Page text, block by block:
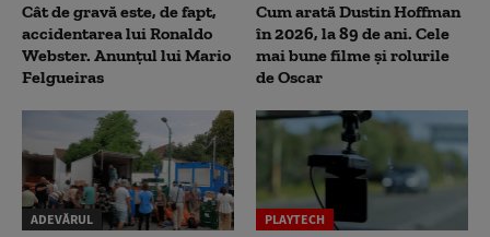
Cât de gravă este, de fapt,
accidentarea lui Ronaldo
Webster. Anunțul lui Mario
Felgueiras
Cum arată Dustin Hoffman
în 2026, la 89 de ani. Cele
mai bune filme și rolurile
de Oscar
ADEVĂRUL PLAYTECH